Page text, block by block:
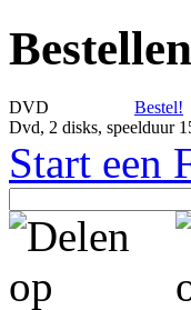
Bestellen
DVD
Bestel!
Dvd, 2 disks, speelduur
Start een